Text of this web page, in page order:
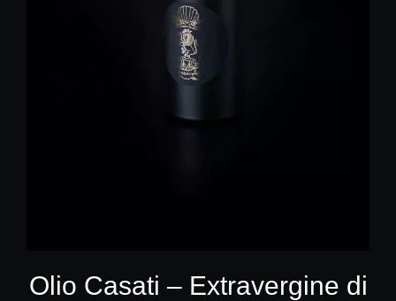
Olio Casati – Extravergine di